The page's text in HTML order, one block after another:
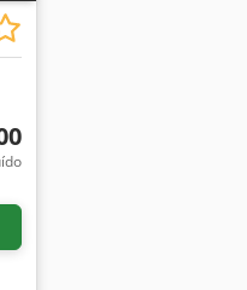
más fotos